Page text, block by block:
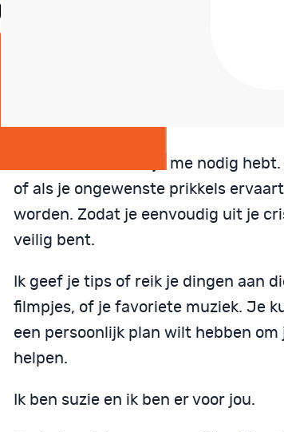
Suzie. Ik ben er als je me nodig
of als je ongewenste prikkels
worden. Zodat je eenvoudig uit je
veilig bent.
Ik geef je tips of reik je dingen aan
filmpjes, of je favoriete muziek. Je
een persoonlijk plan wilt hebben
helpen.
Ik ben suzie en ik ben er voor jou.